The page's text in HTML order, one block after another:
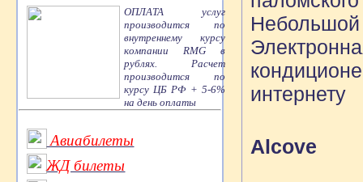
ОПЛАТА услуг
производится по
внутреннему курсу
компании RMG в
рублях. Расчет
производится по
курсу ЦБ РФ + 5-6%
на день оплаты
Авиабилеты
ЖД билеты
интернету
Alcove